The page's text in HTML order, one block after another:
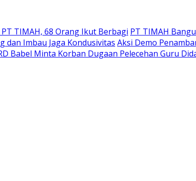
TIMAH, 68 Orang Ikut Berbagi PT TIMAH
dan Imbau Jaga Kondusivitas Aksi Demo
Babel Minta Korban Dugaan Pelecehan Guru